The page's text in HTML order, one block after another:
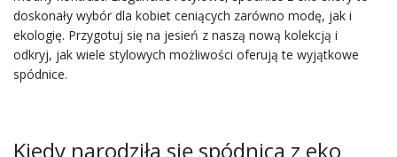
doskonały wybór dla kobiet ceniących zarówno modę, jak i
ekologię. Przygotuj się na jesień z naszą nową kolekcją i
odkryj, jak wiele stylowych możliwości oferują te wyjątkowe
spódnice.
Kiedy narodziła się spódnica z eko